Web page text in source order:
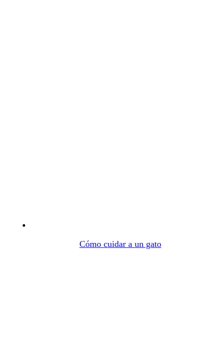
Cómo cuidar a un gato